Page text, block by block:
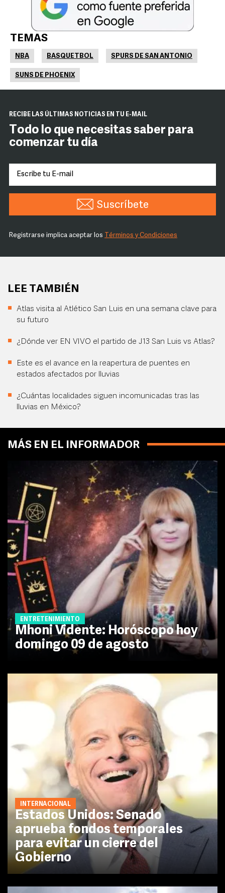
TEMAS
NBA BASQUETBOL SPURS DE SAN ANTONIO
SUNS DE PHOENIX
RECIBE LAS ÚLTIMAS NOTICIAS EN TU E-MAIL
Todo lo que necesitas saber para
comenzar tu día
Suscríbete
Registrarse implica aceptar los Términos y Condiciones
LEE TAMBIÉN
Atlas visita al Atlético San Luis en una semana clave para
su futuro
¿Dónde ver EN VIVO el partido de J13 San Luis vs Atlas?
Este es el avance en la reapertura de puentes en
estados afectados por lluvias
¿Cuántas localidades siguen incomunicadas tras las
lluvias en México?
MÁS EN EL INFORMADOR
ENTRETENIMIENTO
Mhoni Vidente: Horóscopo hoy
domingo 09 de agosto
INTERNACIONAL
Estados Unidos: Senado
aprueba fondos temporales
para evitar un cierre del
Gobierno